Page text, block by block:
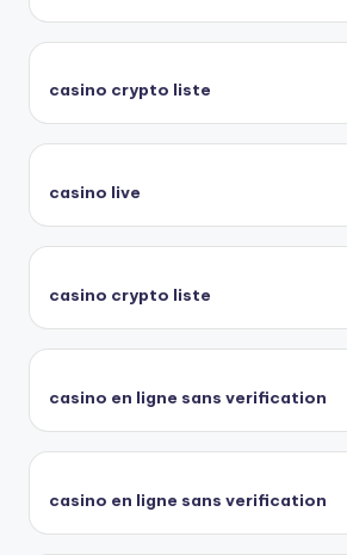
casino crypto liste
casino live
casino crypto liste
casino en ligne sans verification
casino en ligne sans verification